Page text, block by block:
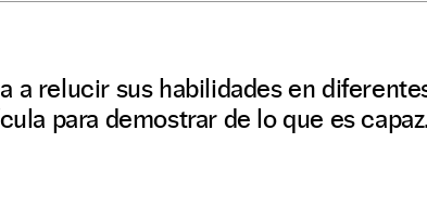
a relucir sus habilidades en
para demostrar de lo que es capaz.